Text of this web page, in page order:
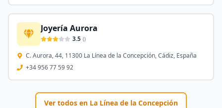
Joyería Aurora
3.5 ()
C. Aurora, 44, 11300 La Línea de la Concepción, Cádiz, España
+34 956 77 59 92
Ver todos en La Línea de la Concepción